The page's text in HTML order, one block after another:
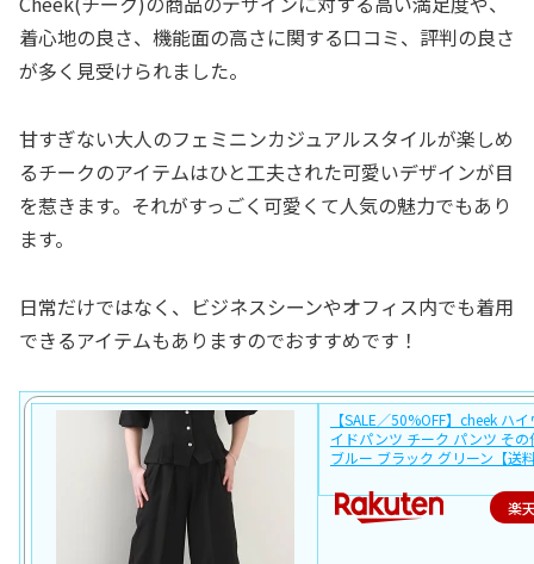
着心地の良さ、機能面の高さに関する口コミ、評判の良さ
が多く見受けられました。
甘すぎない大人のフェミニンカジュアルスタイルが楽しめ
るチークのアイテムはひと工夫された可愛いデザインが目
を惹きます。それがすっごく可愛くて人気の魅力でもあり
ます。
日常だけではなく、ビジネスシーンやオフィス内でも着用
できるアイテムもありますのでおすすめです！
【SALE／50%OFF】cheek ハ
イドパンツ チーク パンツ そ
ブルー ブラック グリーン【送
楽